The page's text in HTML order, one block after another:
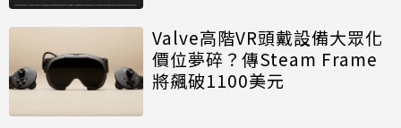
Valve高階VR頭戴設備大眾化
價位夢碎？傳Steam Frame
將飆破1100美元